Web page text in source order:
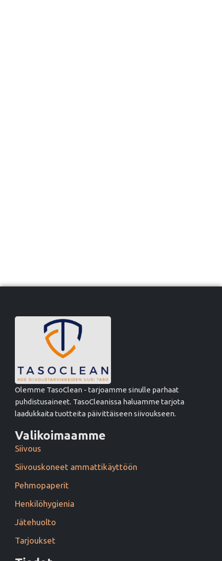
Olemme TasoClean - tarjoamme sinulle parhaat
puhdistusaineet. TasoCleanissa haluamme tarjota
laadukkaita tuotteita päivittäiseen siivoukseen.
Valikoimaamme
Siivous
Siivouskoneet ammattikäyttöön
Pehmopaperit
Henkilöhygienia
Jätehuolto
Tarjoukset